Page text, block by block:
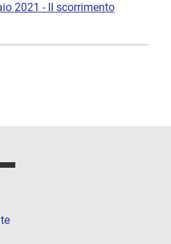
2021 - II scorrimento